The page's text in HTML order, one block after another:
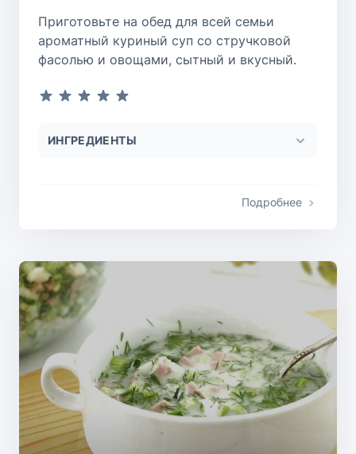
Приготовьте на обед для всей семьи
ароматный куриный суп со стручковой
фасолью и овощами, сытный и вкусный.
ИНГРЕДИЕНТЫ
Подробнее